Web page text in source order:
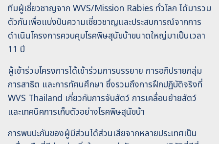
ทีมผู้เชี่ยวชาญจาก WVS/Mission Rabies ทั่วโลก ได้มารวม
ตัวกันเพื่อแบ่งปันความเชี่ยวชาญและประสบการณ์จากการ
ดำเนินโครงการควบคุมโรคพิษสุนัขบ้าขนาดใหญ่มาเป็นเวลา
11 ปี
ผู้เข้าร่วมโครงการได้เข้าร่วมการบรรยาย การอภิปรายกลุ่ม
การสาธิต และการทัศนศึกษา ซึ่งรวมถึงการฝึกปฏิบัติจริงที่
WVS Thailand เกี่ยวกับการจับสัตว์ การเคลื่อนย้ายสัตว์
และเทคนิคการเก็บตัวอย่างโรคพิษสุนัขบ้า
การพบปะกันของผู้มีส่วนได้ส่วนเสียจากหลายประเทศเป็น